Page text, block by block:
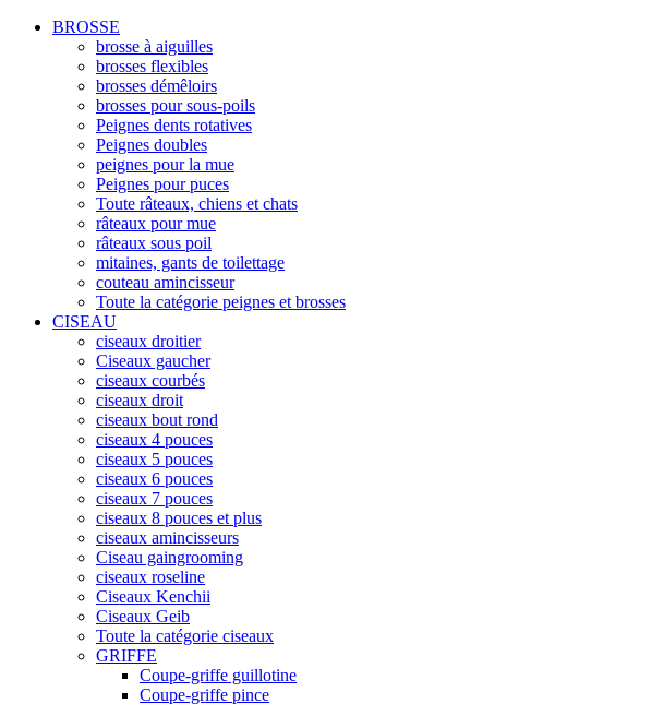
BROSSE
brosse à aiguilles
brosses flexibles
brosses démêloirs
brosses pour sous-poils
Peignes dents rotatives
Peignes doubles
peignes pour la mue
Peignes pour puces
Toute râteaux, chiens et chats
râteaux pour mue
râteaux sous poil
mitaines, gants de toilettage
couteau amincisseur
Toute la catégorie peignes et brosses
CISEAU
ciseaux droitier
Ciseaux gaucher
ciseaux courbés
ciseaux droit
ciseaux bout rond
ciseaux 4 pouces
ciseaux 5 pouces
ciseaux 6 pouces
ciseaux 7 pouces
ciseaux 8 pouces et plus
ciseaux amincisseurs
Ciseau gaingrooming
ciseaux roseline
Ciseaux Kenchii
Ciseaux Geib
Toute la catégorie ciseaux
GRIFFE
Coupe-griffe guillotine
Coupe-griffe pince